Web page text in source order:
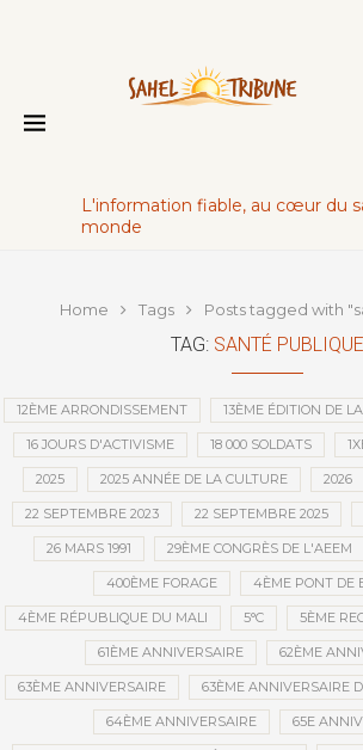
L'information fiable, au cœur du
monde
Home Tags Posts tagged with
TAG: SANTÉ PUBLIQUE
12ÈME ARRONDISSEMENT 13ÈME ÉDITION DE
16 JOURS D'ACTIVISME 18 000 SOLDATS
2025 2025 ANNÉE DE LA CULTURE 2026
22 SEPTEMBRE 2023 22 SEPTEMBRE 2025
26 MARS 1991 29ÈME CONGRÈS DE L'AEEM
400ÈME FORAGE 4ÈME PONT DE
4ÈME RÉPUBLIQUE DU MALI 5°C 5ÈME
61ÈME ANNIVERSAIRE 62ÈME
63ÈME ANNIVERSAIRE 63ÈME ANNIVERSAIRE
64ÈME ANNIVERSAIRE 65E